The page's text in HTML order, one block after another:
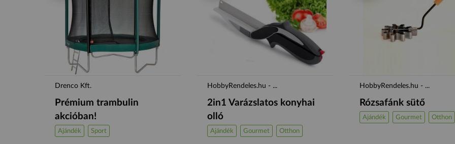
Drenco Kft.
Prémium trambulin
akcióban!
Ajándék Sport
HobbyRendeles.hu - ...
2in1 Varázslatos konyhai
olló
Ajándék Gourmet Otthon
HobbyRendeles.hu - ...
Rózsafánk sütő
Ajándék Gourmet Otthon